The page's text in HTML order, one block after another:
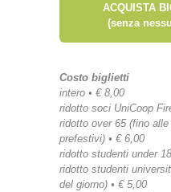
ACQUISTA
(senza
Costo biglietti
intero • € 8,00
ridotto soci UniCoop
ridotto over 65 (fino
prefestivi) • € 6,00
ridotto studenti under
ridotto studenti
del giorno) • € 5,00